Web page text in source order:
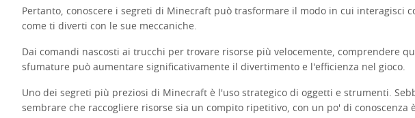
Pertanto, conoscere i segreti di Minecraft può trasformare il modo in cui interagisci
come ti diverti con le sue meccaniche.
Dai comandi nascosti ai trucchi per trovare risorse più velocemente, comprendere
sfumature può aumentare significativamente il divertimento e l'efficienza nel gioco.
Uno dei segreti più preziosi di Minecraft è l'uso strategico di oggetti e strumenti.
sembrare che raccogliere risorse sia un compito ripetitivo, con un po' di conoscenza